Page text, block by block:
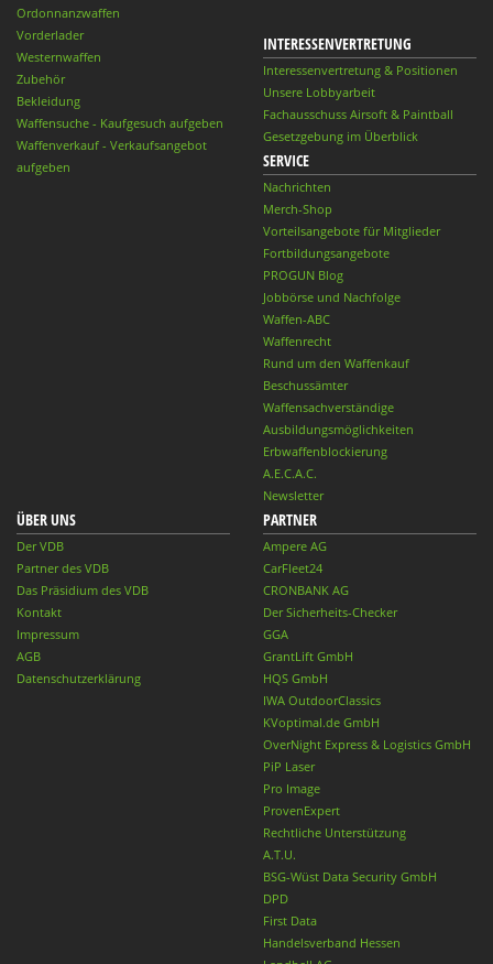
Ordonnanzwaffen
Vorderlader
Westernwaffen
Zubehör
Bekleidung
Waffensuche - Kaufgesuch aufgeben
Waffenverkauf - Verkaufsangebot
aufgeben
INTERESSENVERTRETUNG
Interessenvertretung & Positionen
Unsere Lobbyarbeit
Fachausschuss Airsoft & Paintball
Gesetzgebung im Überblick
SERVICE
Nachrichten
Merch-Shop
Vorteilsangebote für Mitglieder
Fortbildungsangebote
PROGUN Blog
Jobbörse und Nachfolge
Waffen-ABC
Waffenrecht
Rund um den Waffenkauf
Beschussämter
Waffensachverständige
Ausbildungsmöglichkeiten
Erbwaffenblockierung
A.E.C.A.C.
Newsletter
ÜBER UNS
Der VDB
Partner des VDB
Das Präsidium des VDB
Kontakt
Impressum
AGB
Datenschutzerklärung
PARTNER
Ampere AG
CarFleet24
CRONBANK AG
Der Sicherheits-Checker
GGA
GrantLift GmbH
HQS GmbH
IWA OutdoorClassics
KVoptimal.de GmbH
OverNight Express & Logistics GmbH
PiP Laser
Pro Image
ProvenExpert
Rechtliche Unterstützung
A.T.U.
BSG-Wüst Data Security GmbH
DPD
First Data
Handelsverband Hessen